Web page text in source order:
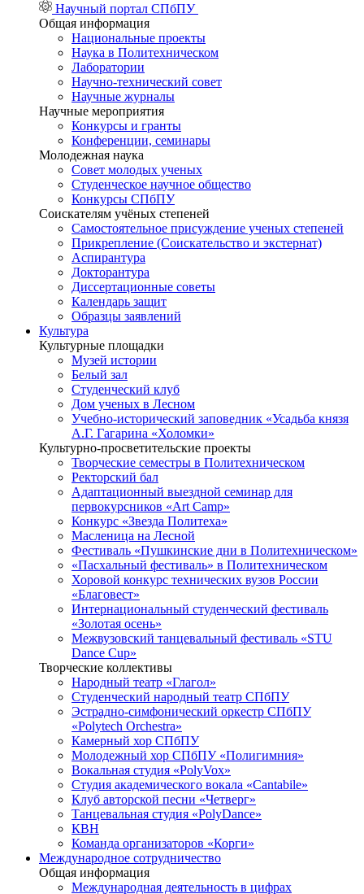
Научный портал СПбПУ
Общая информация
Национальные проекты
Наука в Политехническом
Лаборатории
Научно-технический совет
Научные журналы
Научные мероприятия
Конкурсы и гранты
Конференции, семинары
Молодежная наука
Совет молодых ученых
Студенческое научное общество
Конкурсы СПбПУ
Соискателям учёных степеней
Самостоятельное присуждение ученых степеней
Прикрепление (Соискательство и экстернат)
Аспирантура
Докторантура
Диссертационные советы
Календарь защит
Образцы заявлений
Культура
Культурные площадки
Музей истории
Белый зал
Студенческий клуб
Дом ученых в Лесном
Учебно-исторический заповедник «Усадьба князя
А.Г. Гагарина «Холомки»
Культурно-просветительские проекты
Творческие семестры в Политехническом
Ректорский бал
Адаптационный выездной семинар для
первокурсников «Art Camp»
Конкурс «Звезда Политеха»
Масленица на Лесной
Фестиваль «Пушкинские дни в Политехническом»
«Пасхальный фестиваль» в Политехническом
Хоровой конкурс технических вузов России
«Благовест»
Интернациональный студенческий фестиваль
«Золотая осень»
Межвузовский танцевальный фестиваль «STU
Dance Cup»
Творческие коллективы
Народный театр «Глагол»
Студенческий народный театр СПбПУ
Эстрадно-симфонический оркестр СПбПУ
«Polytech Orchestra»
Камерный хор СПбПУ
Молодежный хор СПбПУ «Полигимния»
Вокальная студия «PolyVox»
Студия академического вокала «Cantabile»
Клуб авторской песни «Четверг»
Танцевальная студия «PolyDance»
КВН
Команда организаторов «Корги»
Международное сотрудничество
Общая информация
Международная деятельность в цифрах